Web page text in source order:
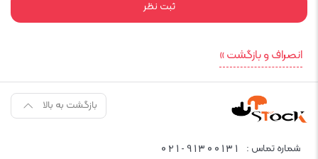
انصراف و بازگشت »
بازگشت به بالا
شماره تماس : 021-91300131